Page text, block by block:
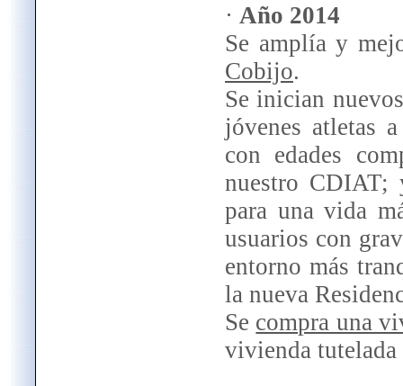
· Año 2014
Se amplía y
Cobijo.
Se inician
jóvenes atletas
con edades
nuestro
para una vida
usuarios con
entorno más
la nueva
Se compra una
vivienda tutelada